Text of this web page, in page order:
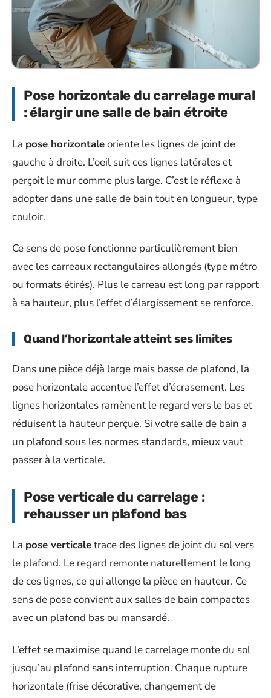
Pose horizontale du carrelage mural
: élargir une salle de bain étroite
La pose horizontaleoriente les lignes de joint de
gauche à droite. L’oeil suit ces lignes latérales et
perçoit le mur comme plus large. C’est le réflexe à
adopter dans une salle de bain tout en longueur, type
couloir.
Ce sens de pose fonctionne particulièrement bien
avec les carreaux rectangulaires allongés (type métro
ou formats étirés). Plus le carreau est long par rapport
à sa hauteur, plus l’effet d’élargissement se renforce.
Quand l’horizontale atteint ses limites
Dans une pièce déjà large mais basse de plafond, la
pose horizontale accentue l’effet d’écrasement. Les
lignes horizontales ramènent le regard vers le bas et
réduisent la hauteur perçue. Si votre salle de bain a
un plafond sous les normes standards, mieux vaut
passer à la verticale.
Pose verticale du carrelage :
rehausser un plafond bas
La pose verticaletrace des lignes de joint du sol vers
le plafond. Le regard remonte naturellement le long
de ces lignes, ce qui allonge la pièce en hauteur. Ce
sens de pose convient aux salles de bain compactes
avec un plafond bas ou mansardé.
L’effet se maximise quand le carrelage monte du sol
jusqu’au plafond sans interruption. Chaque rupture
horizontale (frise décorative, changement de